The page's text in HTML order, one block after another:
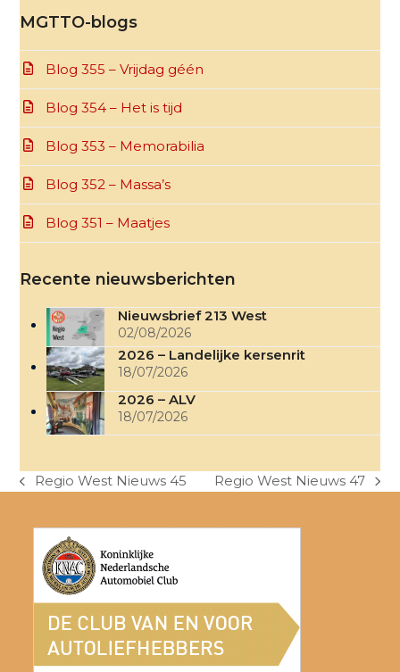
MGTTO-blogs
Blog 355 – Vrijdag géén
Blog 354 – Het is tijd
Blog 353 – Memorabilia
Blog 352 – Massa’s
Blog 351 – Maatjes
Recente nieuwsberichten
Nieuwsbrief 213 West
02/08/2026
2026 – Landelijke kersenrit
18/07/2026
2026 – ALV
18/07/2026
previous
Regio West Nieuws 45
next
Regio West Nieuws 47